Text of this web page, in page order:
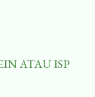
ATAU ISP